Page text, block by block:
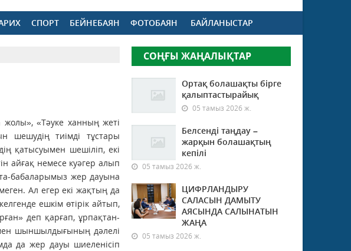
СПОРТ БЕЙНЕБАЯН ФОТОБАЯН БАЙЛАНЫСТАР
«Тәуке ханның жеті
шешудің тиімді тұстары
қатысуымен шешіліп, екі
айғақ немесе куәгер алып
бабаларымыз жер дауына
Ал егер екі жақтың да
ешкім өтірік айтып,
деп қарғап, ұрпақтан-
мен шыншылдығының дәлелі
да жер дауы шиеленісіп
СОҢҒЫ ЖАҢАЛЫҚТАР
Ортақ болашақты бірге
қалыптастырайық
05 тамыз 2026 ж.
Белсенді таңдау –
жарқын болашақтың
кепілі
05 тамыз 2026 ж.
ЦИФРЛАНДЫРУ
САЛАСЫН ДАМЫТУ
АЯСЫНДА САЛЫНАТЫН
ЖАҢА
05 тамыз 2026 ж.